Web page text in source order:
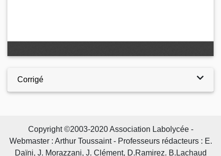
Corrigé
Copyright ©2003-2020 Association Labolycée -
Webmaster : Arthur Toussaint - Professeurs rédacteurs : E.
Daïni, J. Morazzani, J. Clément, D.Ramirez. B.Lachaud